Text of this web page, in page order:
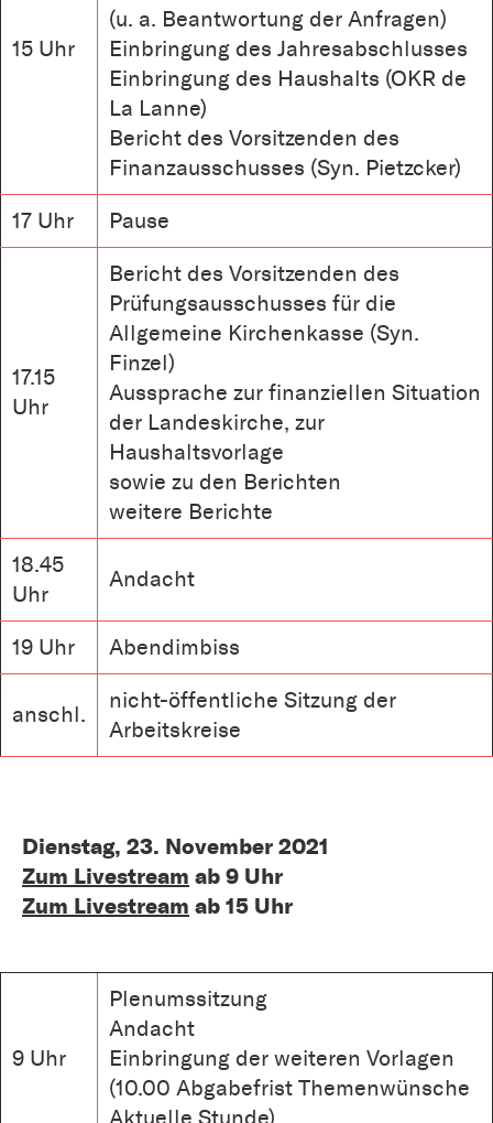
15 Uhr
(u. a. Beantwortung der Anfragen)
Einbringung des Jahresabschlusses
Einbringung des Haushalts (OKR de
La Lanne)
Bericht des Vorsitzenden des
Finanzausschusses (Syn. Pietzcker)
17 Uhr
Pause
17.15
Uhr
Bericht des Vorsitzenden des
Prüfungsausschusses für die
Allgemeine Kirchenkasse (Syn.
Finzel)
Aussprache zur finanziellen Situation
der Landeskirche, zur
Haushaltsvorlage
sowie zu den Berichten
weitere Berichte
18.45
Uhr
Andacht
19 Uhr Abendimbiss
anschl.
nicht-öffentliche Sitzung der
Arbeitskreise
Dienstag, 23. November 2021
Zum Livestream ab 9 Uhr
Zum Livestream ab 15 Uhr
9 Uhr
Plenumssitzung
Andacht
Einbringung der weiteren Vorlagen
(10.00 Abgabefrist Themenwünsche
Aktuelle Stunde)